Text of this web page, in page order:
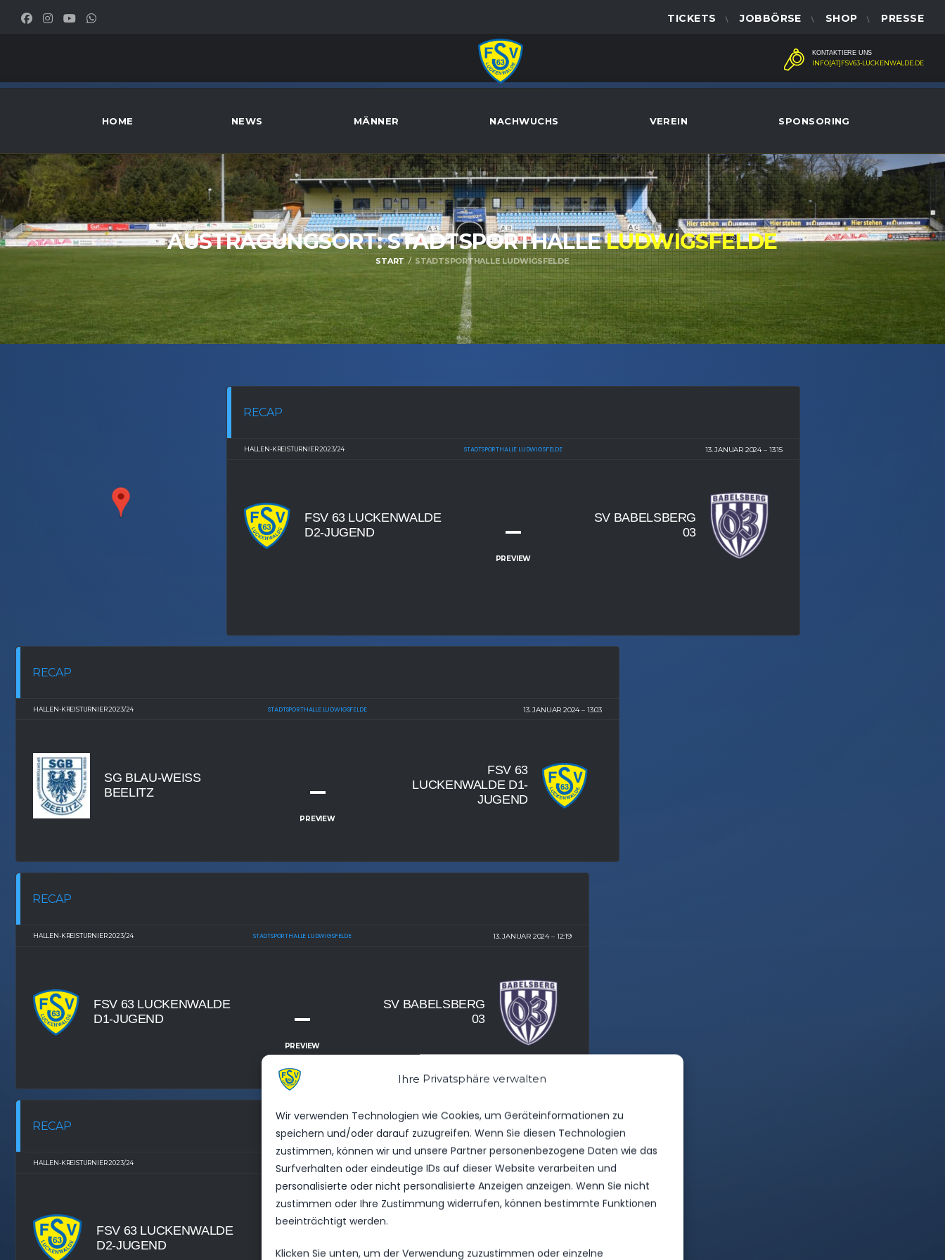
Ihre Privatsphäre verwalten
Wir verwenden Technologien wie Cookies, um Geräteinformationen zu
speichern und/oder darauf zuzugreifen. Wenn Sie diesen Technologien
zustimmen, können wir und unsere Partner personenbezogene Daten wie das
Surfverhalten oder eindeutige IDs auf dieser Website verarbeiten und
personalisierte oder nicht personalisierte Anzeigen anzeigen. Wenn Sie nicht
zustimmen oder Ihre Zustimmung widerrufen, können bestimmte Funktionen
beeinträchtigt werden.
Klicken Sie unten, um der Verwendung zuzustimmen oder einzelne
TICKETS JOBBÖRSE SHOP PRESSE
KONTAKTIERE UNS
INFO[AT]FSV63-LUCKENWALDE.DE
HOME NEWS MÄNNER NACHWUCHS VEREIN SPONSORING
AUSTRAGUNGSORT: STADTSPORTHALLELUDWIGSFELDE
START STADTSPORTHALLE LUDWIGSFELDE
RECAP
HALLEN-KREISTURNIER 2023/24 STADTSPORTHALLE LUDWIGSFELDE 13. JANUAR 2024 13:15
FSV 63 LUCKENWALDE
D2-JUGEND
SV BABELSBERG
03
–
PREVIEW
RECAP
HALLEN-KREISTURNIER 2023/24 STADTSPORTHALLE LUDWIGSFELDE 13. JANUAR 2024 13:03
SG BLAU-WEISS B
EELITZ
FSV 63
LUCKENWALDE D1-
JUGEND
–
PREVIEW
RECAP
HALLEN-KREISTURNIER 2023/24 STADTSPORTHALLE LUDWIGSFELDE 13. JANUAR 2024 12:19
FSV 63 LUCKENWALDE
D1-JUGEND
SV BABELSBERG
03
–
PREVIEW
RECAP
HALLEN-KREISTURNIER 2023/24 STADTSPORTHALLE LUDWIGSFELDE 13. JANUAR 2024
FSV 63 LUCKENWALDE
D2-JUGEND
EELITZ
–